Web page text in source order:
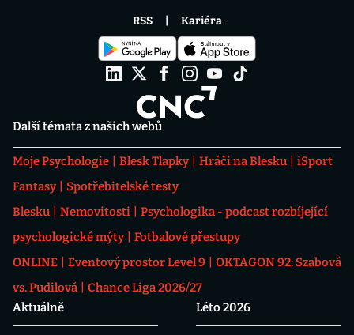
Další témata z našich webů
Moje Psychologie Blesk Tlapky Hráči na Blesku
iSport
Fantasy
Spotřebitelské testy
Blesku
Nemovitosti
Psychologika - podcast rozbíjející
psychologické mýty
Fotbalové přestupy
ONLINE
Eventový prostor Level 9
OKTAGON 92: Szabová
vs. Pudilová
Chance Liga 2026/27
Aktuálně
Léto 2026
RSS Kariéra